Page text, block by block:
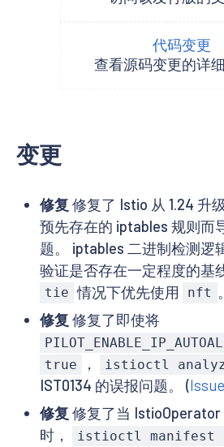
代码变更
查看源码变更的详细
变更
修复 修复了 Istio 从 1.24 升
预先存在的 iptables 规则而
题。 iptables 二进制检测逻
验证是否存在一定程度的基
tie 情况下优先使用 nft 。
修复 修复了即使将
true ， istioctl
IST0134 的误报问题。 (
修复 修复了当
时，
istioctl manifest